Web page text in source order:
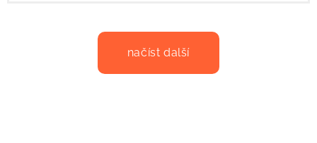
načíst další